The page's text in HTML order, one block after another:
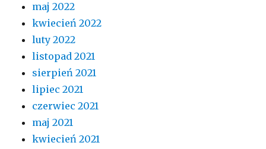
maj 2022
kwiecień 2022
luty 2022
listopad 2021
sierpień 2021
lipiec 2021
czerwiec 2021
maj 2021
kwiecień 2021